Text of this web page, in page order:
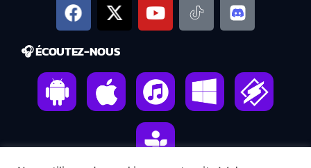
🎧 ÉCOUTEZ-NOUS